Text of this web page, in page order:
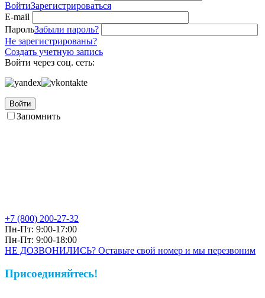
ВойтиЗарегистрироваться
E-mail
ПарольЗабыли пароль?
Не зарегистрированы?
Создать учетную запись
Войти через соц. сеть:
Войти
Запомнить
+7 (800) 200-27-32
Пн-Пт: 9:00-17:00
Пн-Пт: 9:00-18:00
НЕ ДОЗВОНИЛИСЬ? Оставьте свой номер и мы перезвоним
Присоединяйтесь!